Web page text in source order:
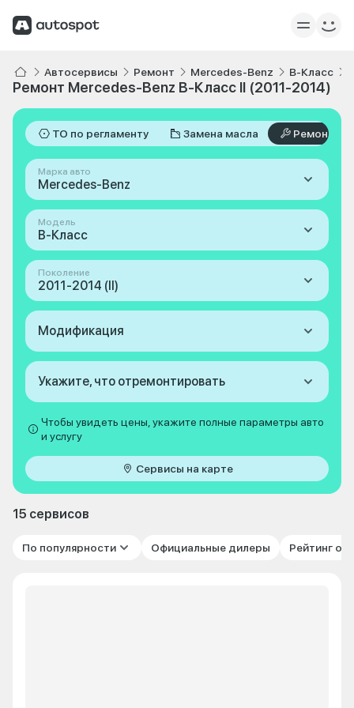
Автосервисы Ремонт Mercedes-Benz B-Класс
Ремонт Mercedes-Benz B-Класс II (2011-2014)
ТО по регламенту Замена масла Ремонт
Марка авто
Mercedes-Benz
Модель
B-Класс
Поколение
2011-2014 (II)
Модификация
Укажите, что отремонтировать
Чтобы увидеть цены, укажите полные параметры авто
и услугу
Сервисы на карте
15 сервисов
По популярности Официальные дилеры Рейтинг